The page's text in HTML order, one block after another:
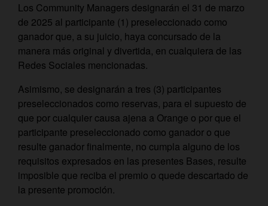
Los Community Managers designarán el 31 de marzo
de 2025 al participante (1) preseleccionado como
ganador que, a su juicio, haya concursado de la
manera más original y divertida, en cualquiera de las
Redes Sociales mencionadas.
Asimismo, se designarán a tres (3) participantes
preseleccionados como reservas, para el supuesto de
que por cualquier causa ajena a Orange o por que el
participante preseleccionado como ganador o que
resulte ganador finalmente, no cumpla alguno de los
requisitos expresados en las presentes Bases, resulte
imposible que reciba el premio o quede descartado de
la presente promoción.